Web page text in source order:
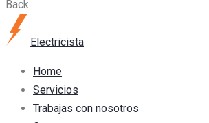
Back
Electricista
Home
Servicios
Trabajas con nosotros